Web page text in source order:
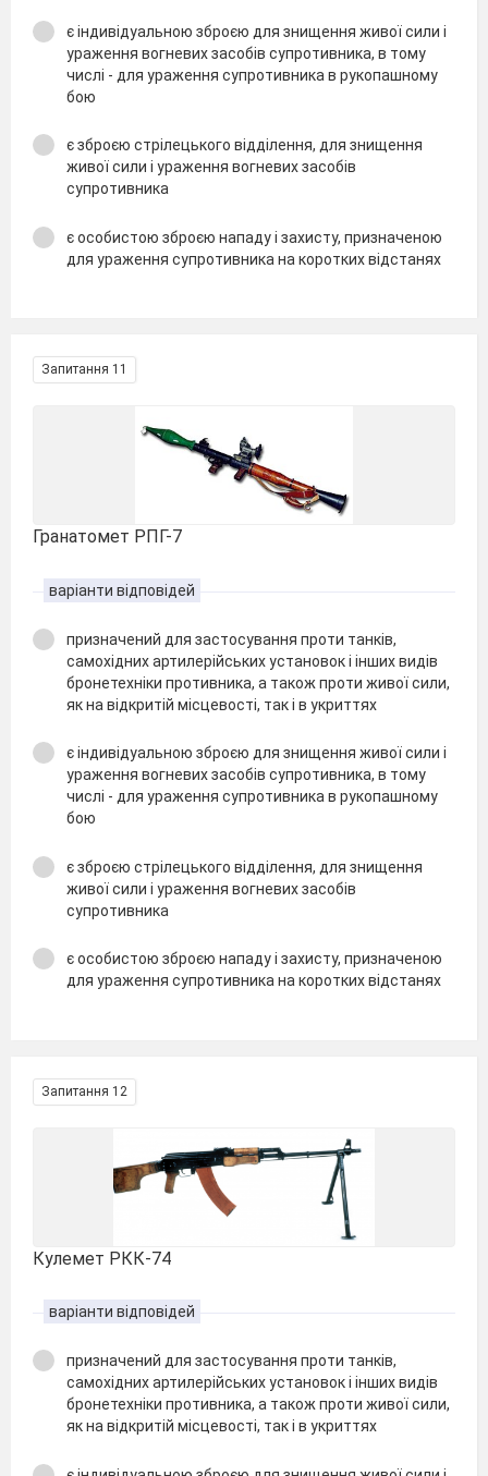
є індивідуальною зброєю для знищення живої сили і
ураження вогневих засобів супротивника, в тому
числі - для ураження супротивника в рукопашному
бою
є зброєю стрілецького відділення, для знищення
живої сили і ураження вогневих засобів
супротивника
є особистою зброєю нападу і захисту, призначеною
для ураження супротивника на коротких відстанях
Запитання 11
Гранатомет РПГ-7
варіанти відповідей
призначений для застосування проти танків,
самохідних артилерійських установок і інших видів
бронетехніки противника, а також проти живої сили,
як на відкритій місцевості, так і в укриттях
є індивідуальною зброєю для знищення живої сили і
ураження вогневих засобів супротивника, в тому
числі - для ураження супротивника в рукопашному
бою
є зброєю стрілецького відділення, для знищення
живої сили і ураження вогневих засобів
супротивника
є особистою зброєю нападу і захисту, призначеною
для ураження супротивника на коротких відстанях
Запитання 12
Кулемет РКК-74
варіанти відповідей
призначений для застосування проти танків,
самохідних артилерійських установок і інших видів
бронетехніки противника, а також проти живої сили,
як на відкритій місцевості, так і в укриттях